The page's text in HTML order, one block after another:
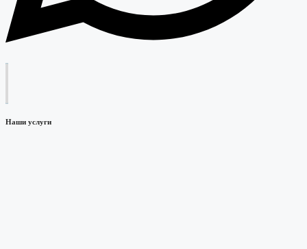
Наши услуги